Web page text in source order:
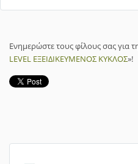
Ενημερώστε τους φίλους σας για
LEVEL ΕΞΕΙΔΙΚΕΥΜΕΝΟΣ ΚΥΚΛΟΣ»!